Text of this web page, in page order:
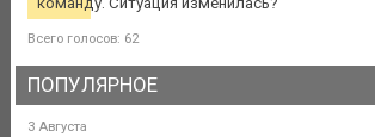
Всего голосов: 62
ПОПУЛЯРНОЕ
3 Августа